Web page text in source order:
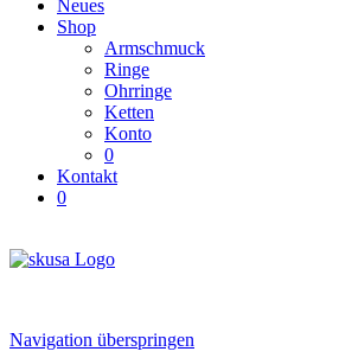
Neues
Shop
Armschmuck
Ringe
Ohrringe
Ketten
Konto
0
Kontakt
0
Navigation überspringen